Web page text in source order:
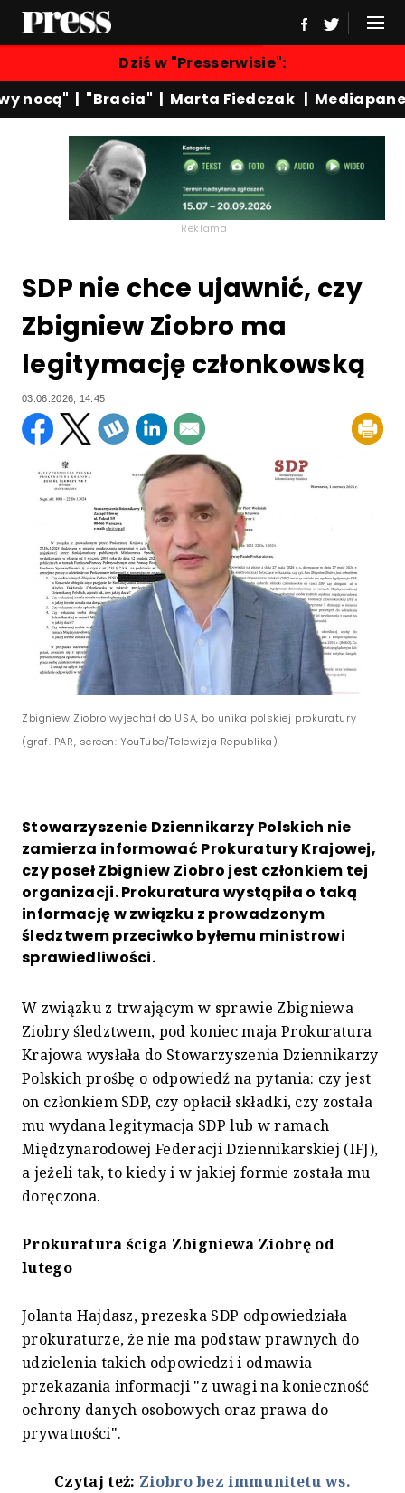
Dziś w "Presserwisie":
nocą"|"Bracia"| Marta Fiedczak|Mediapanel
Reklama
SDP nie chce ujawnić, czy
Zbigniew Ziobro ma
legitymację członkowską
03.06.2026, 14:45
Zbigniew Ziobro wyjechał do USA, bo unika polskiej prokuratury
(graf. PAR, screen: YouTube/Telewizja Republika)
Stowarzyszenie Dziennikarzy Polskich nie
zamierza informować Prokuratury Krajowej,
czy poseł Zbigniew Ziobro jest członkiem tej
organizacji. Prokuratura wystąpiła o taką
informację w związku z prowadzonym
śledztwem przeciwko byłemu ministrowi
sprawiedliwości.
W związku z trwającym w sprawie Zbigniewa
Ziobry śledztwem, pod koniec maja Prokuratura
Krajowa wysłała do Stowarzyszenia Dziennikarzy
Polskich prośbę o odpowiedź na pytania: czy jest
on członkiem SDP, czy opłacił składki, czy została
mu wydana legitymacja SDP lub w ramach
Międzynarodowej Federacji Dziennikarskiej (IFJ),
a jeżeli tak, to kiedy i w jakiej formie została mu
doręczona.
Prokuratura ściga Zbigniewa Ziobrę od
lutego
Jolanta Hajdasz, prezeska SDP odpowiedziała
prokuraturze, że nie ma podstaw prawnych do
udzielenia takich odpowiedzi i odmawia
przekazania informacji "z uwagi na konieczność
ochrony danych osobowych oraz prawa do
prywatności".
Czytaj też: Ziobro bez immunitetu ws.